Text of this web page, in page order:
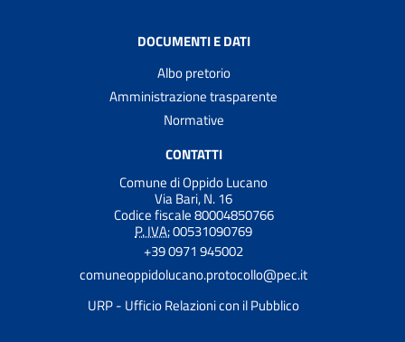
DOCUMENTI E DATI
Albo pretorio
Amministrazione trasparente
Normative
CONTATTI
Comune di Oppido Lucano
Via Bari, N. 16
Codice fiscale 80004850766
P. IVA:00531090769
+39 0971 945002
comuneoppidolucano.protocollo@pec.it
URP - Ufficio Relazioni con il Pubblico